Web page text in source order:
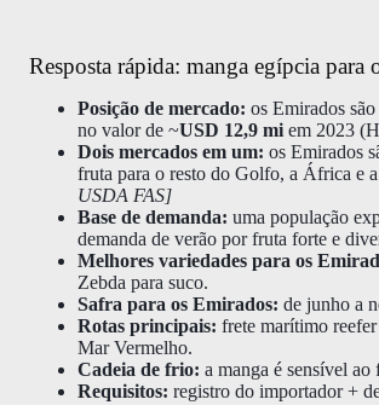
Resposta rápida: manga egípcia para
Posição de mercado: os Emirados
no valor de ~USD 12,9 miem 2023
Dois mercados em um: os Emirados
fruta para o resto do Golfo, a África e
USDA FAS]
Base de demanda: uma população
demanda de verão por fruta forte e
Melhores variedades para os
Zebda para suco.
Safra para os Emirados: de junho a
Rotas principais: frete marítimo
Mar Vermelho.
Cadeia de frio: a manga é sensível
Requisitos: registro do importador +